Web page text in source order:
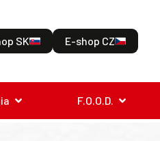
SK E-shop CZ
F.O.O.D.